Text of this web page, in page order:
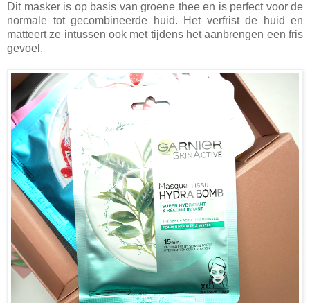
Dit masker is op basis van groene thee en is perfect voor de
normale tot gecombineerde huid. Het verfrist de huid en
matteert ze intussen ook met tijdens het aanbrengen een fris
gevoel.